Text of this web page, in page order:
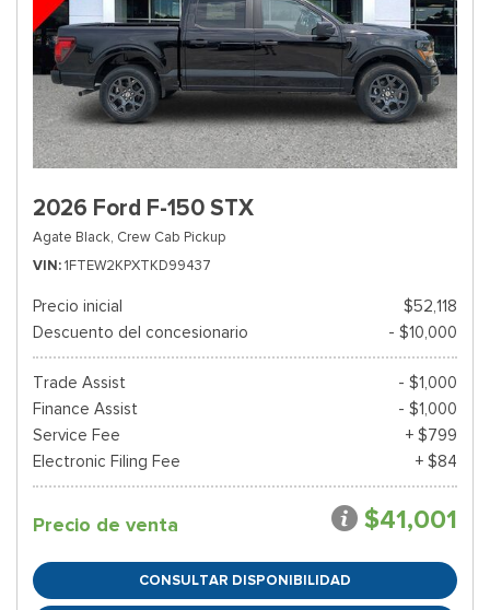
2026 Ford F-150 STX
Agate Black, Crew Cab Pickup
VIN 1FTEW2KPXTKD99437
Precio inicial
$52,118
Descuento del concesionario
- $10,000
Trade Assist
- $1,000
Finance Assist
- $1,000
Service Fee
+ $799
Electronic Filing Fee
+ $84
Precio de venta $41,001
CONSULTAR DISPONIBILIDAD